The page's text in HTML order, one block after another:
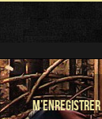
M’enregistrer